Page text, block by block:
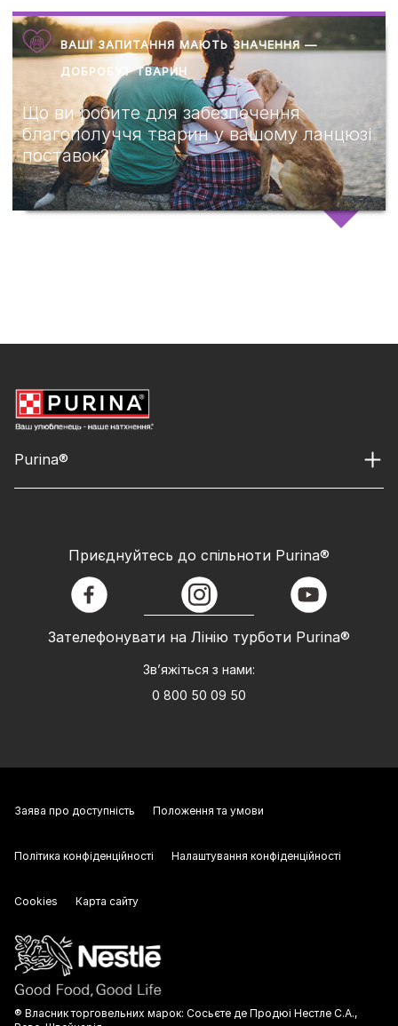
ВАШІ ЗАПИТАННЯ МАЮТЬ ЗНАЧЕННЯ —
ДОБРОБУТ ТВАРИН
Що ви робите для забезпечення
благополуччя тварин у вашому ланцюзі
поставок?
Purina®
Зателефонувати на Лінію турботи Purina®
Зв’яжіться з нами:
0 800 50 09 50
Приєднуйтесь до спільноти Purina®
facebook instagram youtube
® Власник торговельних марок: Сосьєте де Продюі Нестле С.А.,
Заява про доступність Положення та умови
Політика конфіденційності Налаштування конфіденційності
Cookies Карта сайту